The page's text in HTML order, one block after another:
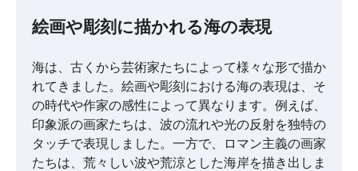
絵画や彫刻に描かれる海の表現
海は、古くから芸術家たちによって様々な形で描か
れてきました。絵画や彫刻における海の表現は、そ
の時代や作家の感性によって異なります。例えば、
印象派の画家たちは、波の流れや光の反射を独特の
タッチで表現しました。一方で、ロマン主義の画家
たちは、荒々しい波や荒涼とした海岸を描き出しま